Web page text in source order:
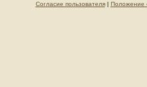
Согласие пользователя| Положение